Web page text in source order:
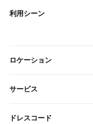
利用シーン
ロケーション
サービス
ドレスコード